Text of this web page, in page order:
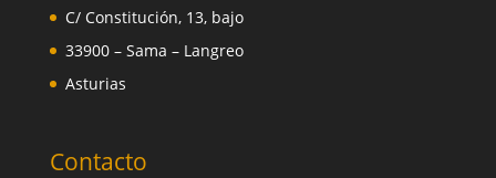
C/ Constitución, 13, bajo
33900 – Sama – Langreo
Asturias
Contacto